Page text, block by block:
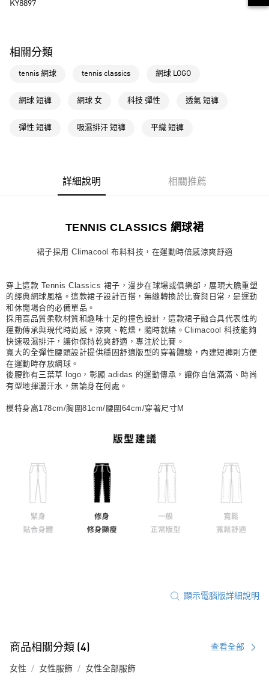
每筆NT$80，滿NT$1,500(含以上)免運費
7-11取貨付款
每筆NT$80，滿NT$1,500(含以上)免運費
每筆NT$80，滿NT$1,500(含以上)免運費
KY8897
相關分類
tennis 網球 tennis classics 網球 LOGO
網球 短褲 網球 女 科技 彈性 透氣 短褲
彈性 短褲 吸濕排汗 短褲 平織 短褲
詳細說明 相關推薦
TENNIS CLASSICS 網球裙
裙子採用 Climacool 布料科技，在運動時倍感涼爽舒適
穿上這款 Tennis Classics 裙子，漫步在球場或俱樂部，展現大膽重塑
的經典網球風格。這款裙子設計百搭，無縫轉換於比賽與日常，是運動
和休閒場合的必備單品。
採用高品質柔軟材質和趣味十足的撞色設計，這款裙子融合具代表性的
運動傳承與現代時尚感。涼爽、乾燥，隨時就緒。Climacool 科技能夠
快速吸濕排汗，讓你保持乾爽舒適，專注於比賽。
寬大的全彈性腰頭設計提供穩固舒適版型的穿著體驗，內建短褲則方便
在運動時存放網球。
後腰飾有三葉草 logo，彰顯 adidas 的運動傳承，讓你自信滿滿、時尚
有型地揮灑汗水，無論身在何處。
模特身高178cm/胸圍81cm/腰圍64cm/穿著尺寸M
顯示電腦版詳細說明
商品相關分類 (4) 查看全部
女性 女性服飾 女性全部服飾